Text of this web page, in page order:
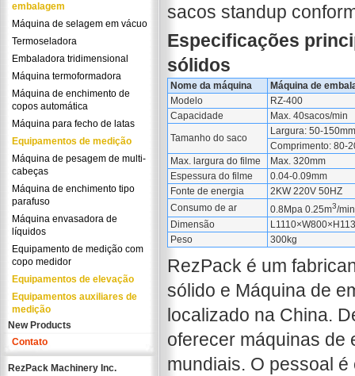
embalagem
Máquina de selagem em vácuo
Termoseladora
Embaladora tridimensional
Máquina termoformadora
Máquina de enchimento de
copos automática
Máquina para fecho de latas
Equipamentos de medição
Máquina de pesagem de multi-
cabeças
Máquina de enchimento tipo
parafuso
Máquina envasadora de
líquidos
Equipamento de medição com
copo medidor
Equipamentos de elevação
Equipamentos auxiliares de
medição
New Products
Contato
RezPack Machinery Inc.
sacos standup
Especificações
sólidos
Nome da máquina
Máquina de
Modelo
RZ-400
Capacidade
Max. 40sacos/min
Tamanho do saco
Largura: 50-150mm
Comprimento: 80-
Max. largura do filme
Max. 320mm
Espessura do filme
0.04-0.09mm
Fonte de energia
2KW 220V 50HZ
Consumo de ar
0.8Mpa 0.25m3/min
Dimensão
Peso
300kg
RezPack é um
sólido e Máquina de
localizado na China.
oferecer máquinas de
mundiais. O pessoal